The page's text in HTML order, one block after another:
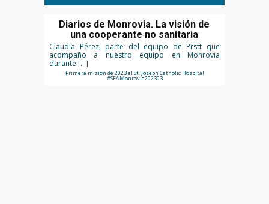
Diarios de Monrovia. La visión de
una cooperante no sanitaria
Claudia Pérez, parte del equipo de Prstt que
acompaño a nuestro equipo en Monrovia
durante […]
Primera misión de 2023 al St. Joseph Catholic Hospital
#SFAMonrovia202303